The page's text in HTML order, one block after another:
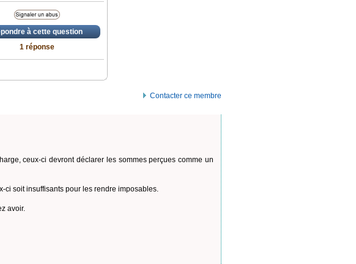
à cette question
1 réponse
Contacter ce membre
ceux-ci devront déclarer les sommes perçues comme un
ci soit insuffisants pour les rendre imposables.
avoir.